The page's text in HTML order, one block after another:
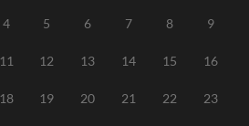
4 5 6 7 8 9
11 12 13 14 15 16
18 19 20 21 22 23